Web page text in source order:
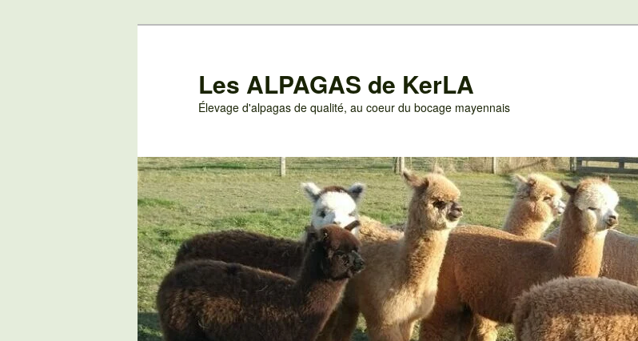
Les ALPAGAS de KerLA
Élevage d'alpagas de qualité, au coeur du bocage mayennais